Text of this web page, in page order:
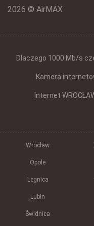
2026 © AirMAX
Dlaczego 1000 Mb/s
Kamera
Internet
Wrocław
Opole
Legnica
Lubin
Świdnica